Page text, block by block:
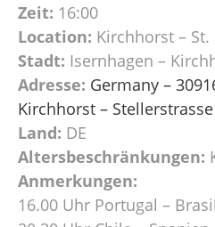
Zeit: 16:00
Location: Kirchhorst –
Stadt: Isernhagen –
Adresse: Germany –
Kirchhorst –
Land: DE
Altersbeschränkungen:
Anmerkungen:
16.00 Uhr Portugal –